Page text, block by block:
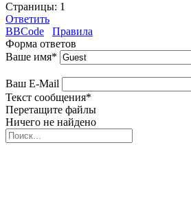
Страницы: 1
Ответить
BBCode
Правила
Форма ответов
Ваше имя*
Ваш E-Mail
Текст сообщения*
Перетащите файлы
Ничего не найдено